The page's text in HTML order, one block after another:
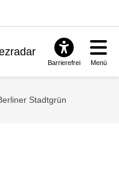
Barrierefrei Menü
Stadtgrün